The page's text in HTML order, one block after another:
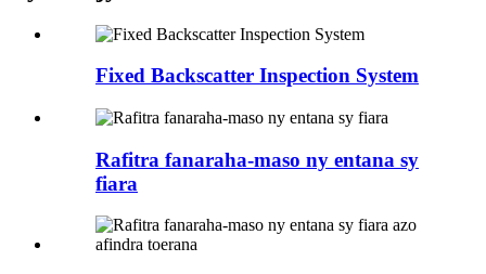
Fixed Backscatter Inspection System
Rafitra fanaraha-maso ny entana sy
fiara